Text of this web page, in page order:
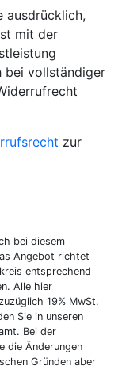
ausdrücklich,
mit der
bei vollständiger
zur
bei diesem
Angebot richtet
entsprechend
Alle hier
19% MwSt.
Sie in unseren
Bei der
die Änderungen
Gründen aber